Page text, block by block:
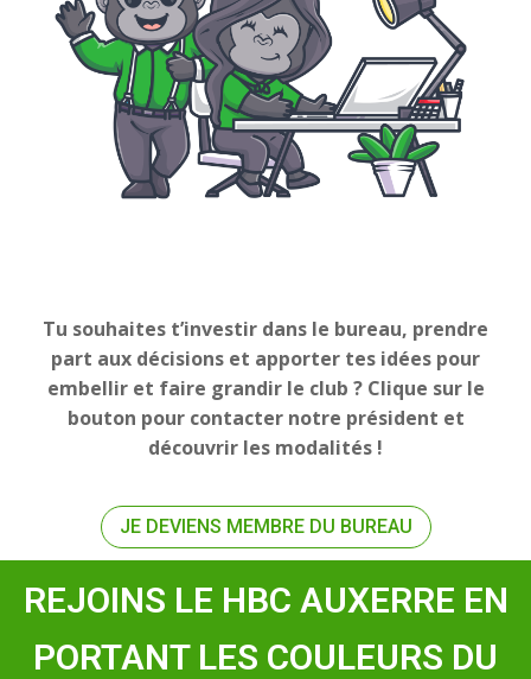
Tu souhaites t’investir dans le bureau, prendre
part aux décisions et apporter tes idées pour
embellir et faire grandir le club ? Clique sur le
bouton pour contacter notre président et
découvrir les modalités !
JE DEVIENS MEMBRE DU BUREAU
REJOINS LE HBC AUXERRE EN
PORTANT LES COULEURS DU